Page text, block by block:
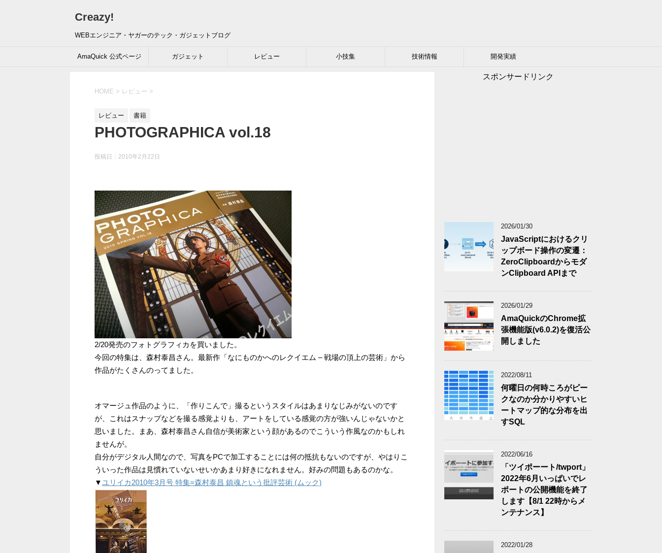
Creazy!
WEBエンジニア・ヤガーのテック・ガジェットブログ
AmaQuick 公式ページ ガジェット レビュー 小技集 技術情報 開発実績
HOME > レビュー >
レビュー 書籍
PHOTOGRAPHICA vol.18
投稿日： 2010年2月22日
2/20発売のフォトグラフィカを買いました。
今回の特集は、森村泰昌さん。最新作「なにものかへのレクイエム – 戦場の頂上の芸術」から
作品がたくさんのってました。
オマージュ作品のように、「作りこんで」撮るというスタイルはあまりなじみがないのです
が、これはスナップなどを撮る感覚よりも、アートをしている感覚の方が強いんじゃないかと
思いました。まあ、森村泰昌さん自信が美術家という顔があるのでこういう作風なのかもしれ
ませんが。
自分がデジタル人間なので、写真をPCで加工することには何の抵抗もないのですが、やはりこ
ういった作品は見慣れていないせいかあまり好きになれません。好みの問題もあるのかな。
▼ ユリイカ2010年3月号 特集=森村泰昌 鎮魂という批評芸術 (ムック)
スポンサードリンク
2026/01/30
JavaScriptにおけるクリ
ップボード操作の変遷：
ZeroClipboardからモダ
ンClipboard APIまで
2026/01/29
AmaQuickのChrome拡
張機能版(v6.0.2)を復活公
開しました
2022/08/11
何曜日の何時ころがピー
クなのか分かりやすいヒ
ートマップ的な分布を出
すSQL
2022/06/16
「ツイポーート/twport」
2022年6月いっぱいでレ
ポートの公開機能を終了
します【8/1 22時からメ
ンテナンス】
2022/01/28